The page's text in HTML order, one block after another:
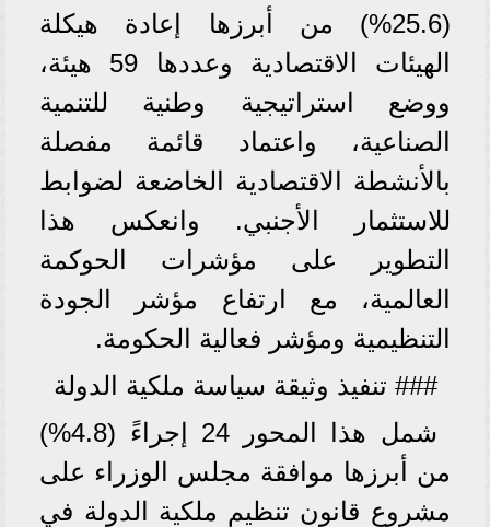
(25.6%) من أبرزها إعادة هيكلة
الهيئات الاقتصادية وعددها 59 هيئة،
ووضع استراتيجية وطنية للتنمية
الصناعية، واعتماد قائمة مفصلة
بالأنشطة الاقتصادية الخاضعة لضوابط
للاستثمار الأجنبي. وانعكس هذا
التطوير على مؤشرات الحوكمة
العالمية، مع ارتفاع مؤشر الجودة
التنظيمية ومؤشر فعالية الحكومة.
### تنفيذ وثيقة سياسة ملكية الدولة
شمل هذا المحور 24 إجراءً (4.8%)
من أبرزها موافقة مجلس الوزراء على
مشروع قانون تنظيم ملكية الدولة في